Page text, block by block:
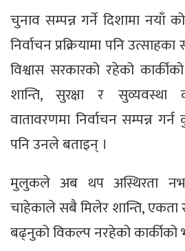
चुनाव सम्पन्न गर्ने दिशामा नयाँ
निर्वाचन प्रक्रियामा पनि
विश्वास सरकारको रहेको
शान्ति, सुरक्षा र सुव्यवस्था
वातावरणमा निर्वाचन सम्पन्न
पनि उनले बताइन् ।
मुलुकले अब थप अस्थिरता नभई
चाहेकाले सबै मिलेर शान्ति, एकता
बढ्नुको विकल्प नरहेको कार्कीको